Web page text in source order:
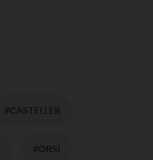
#CASTELLER
#ORSI